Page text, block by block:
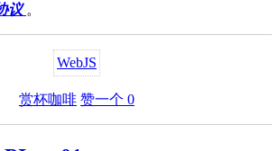
议 。
WebJS
赏杯咖啡 赞一个 0